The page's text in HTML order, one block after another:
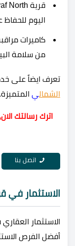
اليوم للحفاظ
كاميرات
من سلامة
تعرف ايضاً على
الشمالي المتميزة.
اترك رسالتك
اتصل بنا
الاستثمار في
الاستثمار
أفضل الفرص